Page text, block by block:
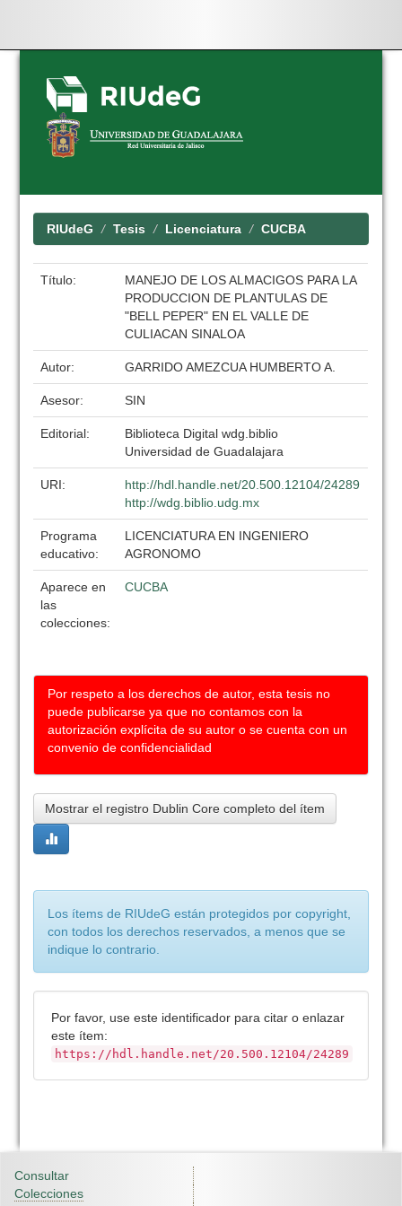
Skip
navigation
RIUdeG Tesis Licenciatura CUCBA
Título:
MANEJO DE LOS ALMACIGOS PARA LA
PRODUCCION DE PLANTULAS DE
"BELL PEPER" EN EL VALLE DE
CULIACAN SINALOA
Autor: GARRIDO AMEZCUA HUMBERTO A.
Asesor: SIN
Editorial:
Biblioteca Digital wdg.biblio
Universidad de Guadalajara
URI:
http://hdl.handle.net/20.500.12104/24289
http://wdg.biblio.udg.mx
Programa
educativo:
LICENCIATURA EN INGENIERO
AGRONOMO
Aparece en
las
colecciones:
CUCBA
Por respeto a los derechos de autor, esta tesis no
puede publicarse ya que no contamos con la
autorización explícita de su autor o se cuenta con un
convenio de confidencialidad
Mostrar el registro Dublin Core completo del ítem
Los ítems de RIUdeG están protegidos por copyright,
con todos los derechos reservados, a menos que se
indique lo contrario.
Por favor, use este identificador para citar o enlazar
este ítem:
https://hdl.handle.net/20.500.12104/24289
Consultar
Colecciones